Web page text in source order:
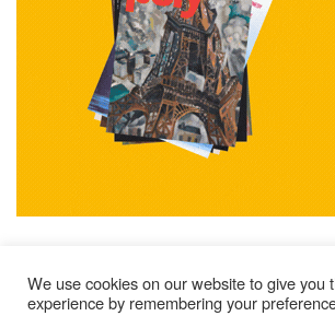
We use cookies on our website to give you
experience by remembering your